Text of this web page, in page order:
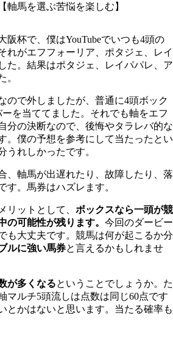
軸馬を選ぶ苦悩を楽しむ】
阪杯で、僕はYouTubeでいつも4頭の
れがエフフォーリア、ポタジェ、レイ
た。結果はポタジェ、レイパパレ、ア
。
ので外しましたが、普通に4頭ボック
を当ててました。それでも軸をエフ
分の決断なので、後悔やタラレバ的な
。僕の予想を参考にして当たったとい
うれしかったです。
、軸馬が出遅れたり、故障したり、落
す。馬券はハズレます。
リットとして、 ボックスなら一頭が競
の可能性が残ります。 今回のダービー
も大丈夫です。競馬は何が起こるか分
ルに強い馬券と言えるかもしれませ
が多くなるということでしょうか。た
マルチ5頭流しは点数は同じ60点です
とかはないと思います。当たる確率も